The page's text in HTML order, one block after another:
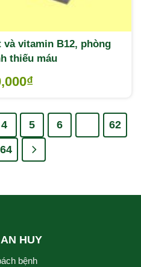
và vitamin B12, phòng
thiếu máu
₫
4 5 6 62
64
HUY
bệnh